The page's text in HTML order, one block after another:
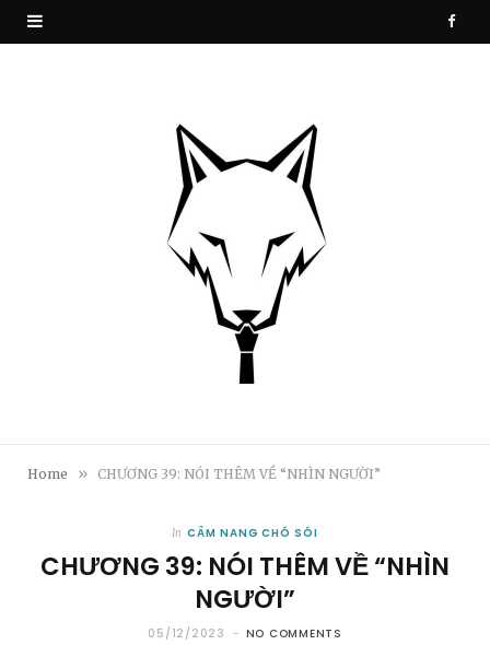
F
Home » CHƯƠNG 39: NÓI THÊM VỀ “NHÌN NGƯỜI”
In CẨM NANG CHÓ SÓI
CHƯƠNG 39: NÓI THÊM VỀ “NHÌN
NGƯỜI”
05/12/2023 NO COMMENTS